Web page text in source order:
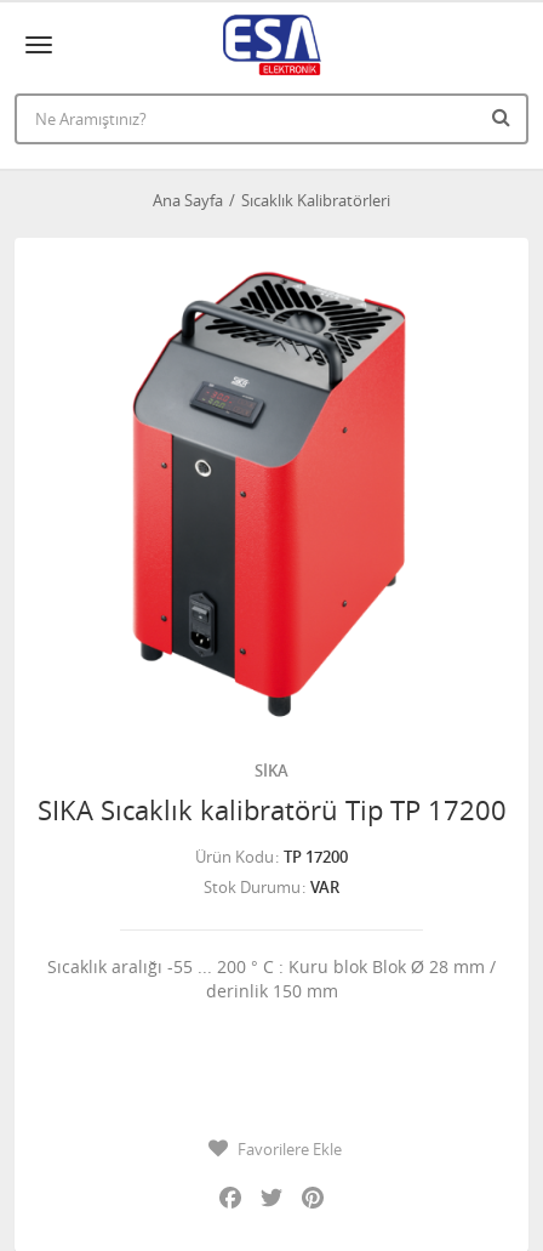
Ana Sayfa Sıcaklık Kalibratörleri
SİKA
SIKA Sıcaklık kalibratörü Tip TP 17200
Ürün Kodu TP 17200
Stok Durumu VAR
Sıcaklık aralığı -55 ... 200 ° C : Kuru blok Blok Ø 28 mm /
derinlik 150 mm
Favorilere Ekle
Facebook
Twitter